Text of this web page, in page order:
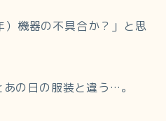
機器の不具合か？」と思
の日の服装と違う…。